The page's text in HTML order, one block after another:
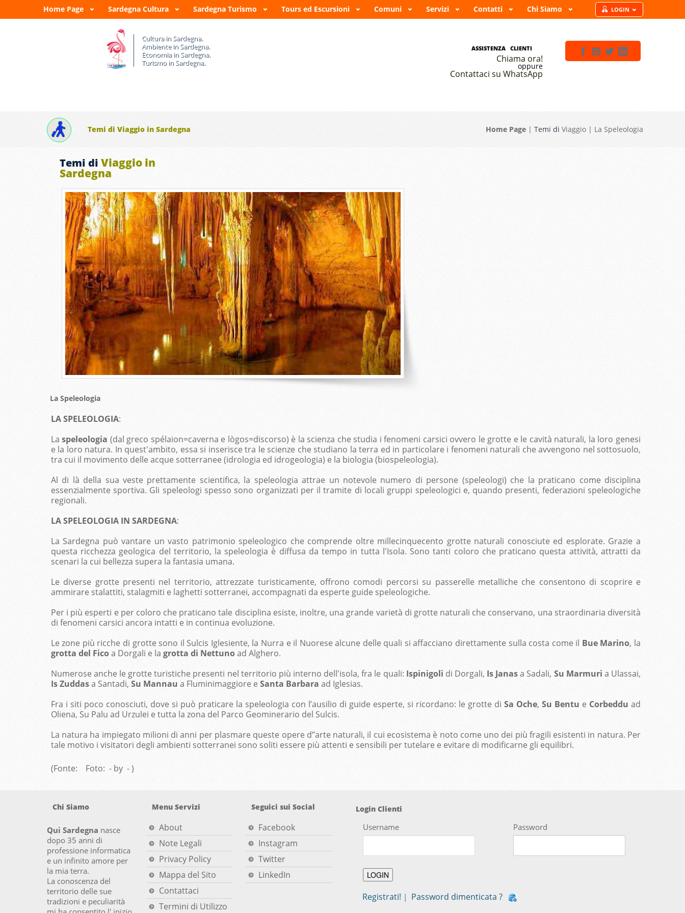
Home Page Sardegna Cultura Sardegna Turismo Tours ed Escursioni Comuni Servizi Contatti Chi Siamo LOGIN
Cultura in Sardegna.
Ambiente in Sardegna.
Economia in Sardegna.
Turismo in Sardegna.
ASSISTENZA CLIENTI
Chiama ora!
oppure
Contattaci su WhatsApp
Temi di Viaggio in Sardegna Home Page | Temi di Viaggio | La Speleologia
Temi di Viaggio in
Sardegna
La Speleologia
LA SPELEOLOGIA:
Laspeleologia (dal greco spélaion=caverna e lògos=discorso) è la scienza che studia i fenomeni carsici ovvero le grotte e le cavità naturali, la loro genesi
e la loro natura. In quest'ambito, essa si inserisce tra le scienze che studiano la terra ed in particolare i fenomeni naturali che avvengono nel sottosuolo,
tra cui il movimento delle acque sotterranee (idrologia ed idrogeologia) e la biologia (biospeleologia).
Al di là della sua veste prettamente scientifica, la speleologia attrae un notevole numero di persone (speleologi) che la praticano come disciplina
essenzialmente sportiva. Gli speleologi spesso sono organizzati per il tramite di locali gruppi speleologici e, quando presenti, federazioni speleologiche
regionali.
LA SPELEOLOGIA IN SARDEGNA:
La Sardegna può vantare un vasto patrimonio speleologico che comprende oltre millecinquecento grotte naturali conosciute ed esplorate. Grazie a
questa ricchezza geologica del territorio, la speleologia è diffusa da tempo in tutta l'Isola. Sono tanti coloro che praticano questa attività, attratti da
scenari la cui bellezza supera la fantasia umana.
Le diverse grotte presenti nel territorio, attrezzate turisticamente, offrono comodi percorsi su passerelle metalliche che consentono di scoprire e
ammirare stalattiti, stalagmiti e laghetti sotterranei, accompagnati da esperte guide speleologiche.
Per i più esperti e per coloro che praticano tale disciplina esiste, inoltre, una grande varietà di grotte naturali che conservano, una straordinaria diversità
di fenomeni carsici ancora intatti e in continua evoluzione.
Le zone più ricche di grotte sono il Sulcis Iglesiente, la Nurra e il Nuorese alcune delle quali si affacciano direttamente sulla costa come il Bue Marino, la
grotta del Ficoa Dorgali e la grotta di Nettunoad Alghero.
Numerose anche le grotte turistiche presenti nel territorio più interno dell'isola, fra le quali: Ispinigoli di Dorgali, Is Janasa Sadali, Su Marmuri a Ulassai,
Is Zuddasa Santadi, Su Mannau a Fluminimaggiore e Santa Barbara ad Iglesias.
Fra i siti poco conosciuti, dove si può praticare la speleologia con l’ausilio di guide esperte, si ricordano: le grotte di Sa Oche, Su Bentu e Corbeddu ad
Oliena, Su Palu ad Urzulei e tutta la zona del Parco Geominerario del Sulcis.
La natura ha impiegato milioni di anni per plasmare queste opere d’’arte naturali, il cui ecosistema è noto come uno dei più fragili esistenti in natura. Per
tale motivo i visitatori degli ambienti sotterranei sono soliti essere più attenti e sensibili per tutelare e evitare di modificarne gli equilibri.
(Fonte: Foto: - by - )
Chi Siamo
Qui Sardegna nasce
dopo 35 anni di
professione informatica
e un infinito amore per
la mia terra.
La conoscenza del
territorio delle sue
tradizioni e peculiarità
Menu Servizi
About
Note Legali
Privacy Policy
Mappa del Sito
Contattaci
Termini di Utilizzo
Seguici sui Social
Facebook
Instagram
Twitter
LinkedIn
Login Clienti
Username Password
Registrati! | Password dimenticata ?